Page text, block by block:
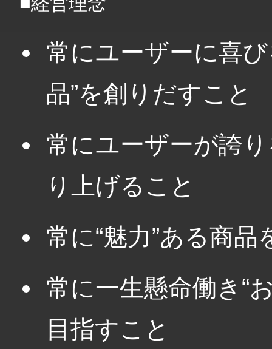
常にユーザーに喜
品”を創りだすこと
常にユーザーが誇
り上げること
常に“魅力”ある商
常に一生懸命働き“
目指すこと